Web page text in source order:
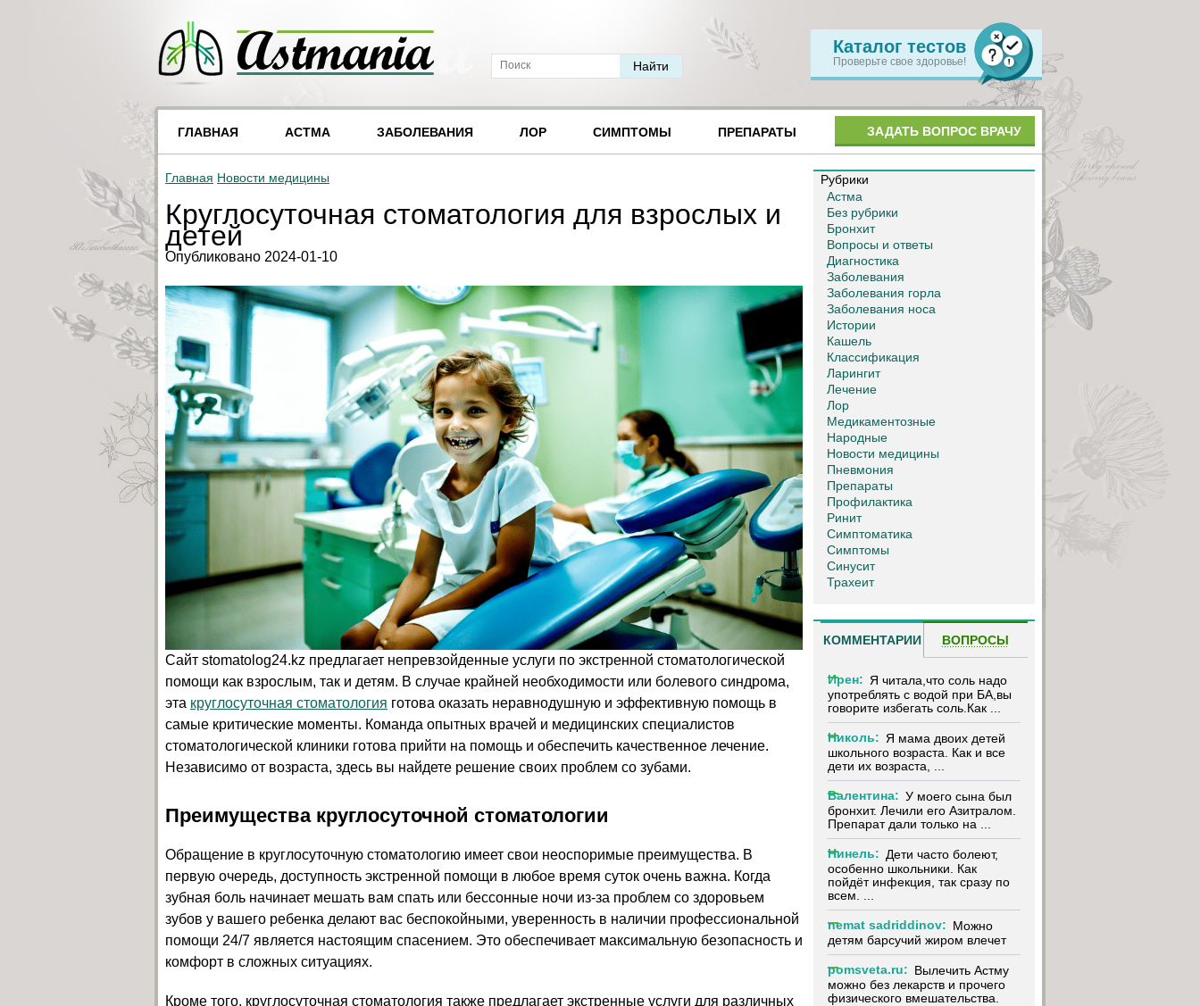
Каталог тестов
Проверьте свое здоровье!
ГЛАВНАЯ АСТМА ЗАБОЛЕВАНИЯ ЛОР СИМПТОМЫ ПРЕПАРАТЫ ЗАДАТЬ ВОПРОС ВРАЧУ
Главная Новости медицины
Круглосуточная стоматология для взрослых и
детей
Опубликовано 2024-01-10
Сайт stomatolog24.kz предлагает непревзойденные услуги по экстренной стоматологической
помощи как взрослым, так и детям. В случае крайней необходимости или болевого синдрома,
эта круглосуточная стоматология готова оказать неравнодушную и эффективную помощь в
самые критические моменты. Команда опытных врачей и медицинских специалистов
стоматологической клиники готова прийти на помощь и обеспечить качественное лечение.
Независимо от возраста, здесь вы найдете решение своих проблем со зубами.
Преимущества круглосуточной стоматологии
Обращение в круглосуточную стоматологию имеет свои неоспоримые преимущества. В
первую очередь, доступность экстренной помощи в любое время суток очень важна. Когда
зубная боль начинает мешать вам спать или бессонные ночи из-за проблем со здоровьем
зубов у вашего ребенка делают вас беспокойными, уверенность в наличии профессиональной
помощи 24/7 является настоящим спасением. Это обеспечивает максимальную безопасность и
комфорт в сложных ситуациях.
Кроме того, круглосуточная стоматология также предлагает экстренные услуги для различных
Рубрики
Астма
Без рубрики
Бронхит
Вопросы и ответы
Диагностика
Заболевания
Заболевания горла
Заболевания носа
Истории
Кашель
Классификация
Ларингит
Лечение
Лор
Медикаментозные
Народные
Новости медицины
Пневмония
Препараты
Профилактика
Ринит
Симптоматика
Симптомы
Синусит
Трахеит
КОММЕНТАРИИ ВОПРОСЫ
Ирен: Я читала,что соль надо
употреблять с водой при БА,вы
говорите избегать соль.Как ...
Николь: Я мама двоих детей
школьного возраста. Как и все
дети их возраста, ...
Валентина: У моего сына был
бронхит. Лечили его Азитралом.
Препарат дали только на ...
Нинель: Дети часто болеют,
особенно школьники. Как
пойдёт инфекция, так сразу по
всем. ...
nemat sadriddinov: Можно
детям барсучий жиром влечет
pomsveta.ru: Вылечить Астму
можно без лекарств и прочего
физического вмешательства.